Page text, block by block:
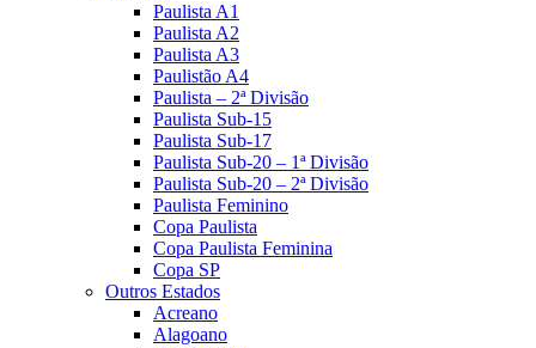
Paulista A1
Paulista A2
Paulista A3
Paulistão A4
Paulista – 2ª Divisão
Paulista Sub-15
Paulista Sub-17
Paulista Sub-20 – 1ª Divisão
Paulista Sub-20 – 2ª Divisão
Paulista Feminino
Copa Paulista
Copa Paulista Feminina
Copa SP
Outros Estados
Acreano
Alagoano